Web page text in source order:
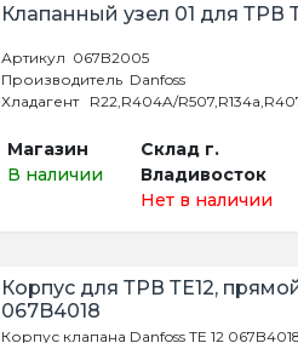
Клапанный узел 01 для ТРВ
Артикул 067B2005
Производитель Danfoss
Хладагент R22,R404A/
Магазин
В наличии
Склад г.
Владивосток
Нет в наличии
Корпус для ТРВ ТЕ12,
067B4018
Корпус клапана Danfoss TE 12